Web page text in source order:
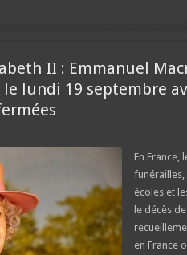
II : Emmanuel
lundi 19 septembre
En France,
funérailles,
écoles et
le décès
en France